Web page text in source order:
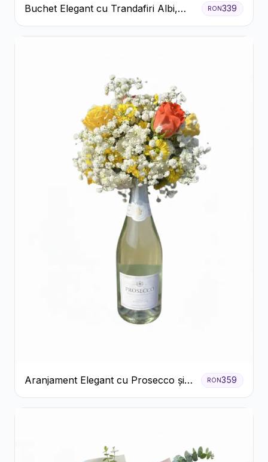
Buchet Elegant cu Trandafiri Albi,
Hortensie și Crizanteme Crem
RON339
Aranjament Elegant cu Prosecco și
Flori Galbene.
RON359